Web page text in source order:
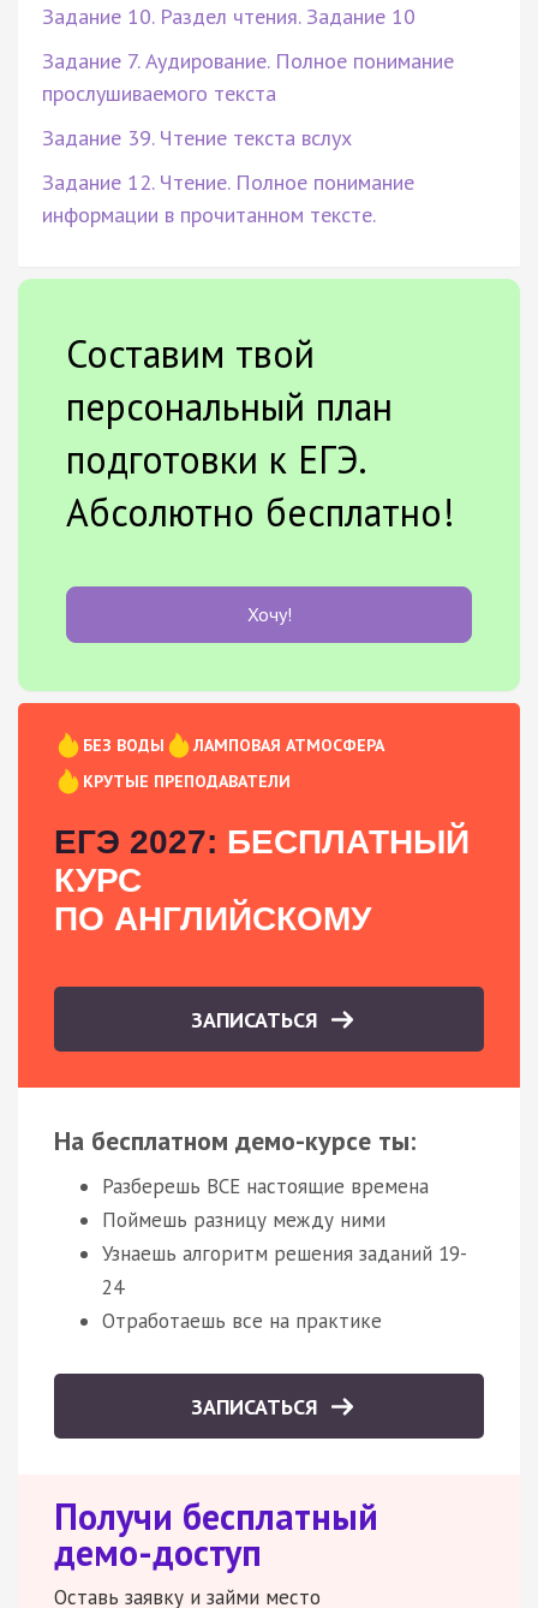
Задание 10. Раздел чтения. Задание 10
Задание 7. Аудирование. Полное понимание
прослушиваемого текста
Задание 39. Чтение текста вслух
Задание 12. Чтение. Полное понимание
информации в прочитанном тексте.
Составим твой
персональный план
подготовки к ЕГЭ.
Абсолютно бесплатно!
Хочу!
БЕЗ ВОДЫ
ЛАМПОВАЯ АТМОСФЕРА
КРУТЫЕ ПРЕПОДАВАТЕЛИ
ЕГЭ 2027: БЕСПЛАТНЫЙ
КУРС
ПО АНГЛИЙСКОМУ
ЗАПИСАТЬСЯ
На бесплатном демо-курсе ты:
Разберешь ВСЕ настоящие времена
Поймешь разницу между ними
Узнаешь алгоритм решения заданий 19-
24
Отработаешь все на практике
ЗАПИСАТЬСЯ
Получи бесплатный
демо-доступ
Оставь заявку и займи место